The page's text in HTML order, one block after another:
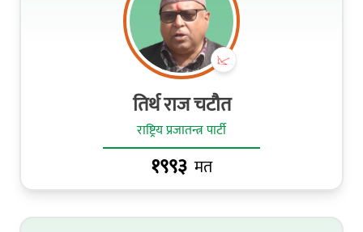
तिर्थ राज चटौत
राष्ट्रिय प्रजातन्त्र पार्टी
१९९३ मत